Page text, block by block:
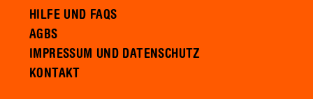
HILFE UND FAQS
AGBS
IMPRESSUM UND DATENSCHUTZ
KONTAKT